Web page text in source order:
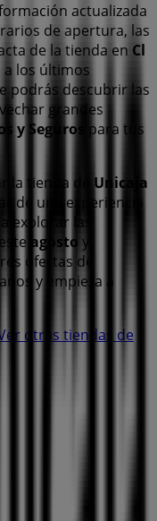
actualizada
de apertura, las
de la tienda en Cl
a los últimos
podrás descubrir las
grandes
y Seguros
para tus
la tienda de Unicaja
de una experiencia
explorar las
agosto y
ofertas de
y empieza a
Ver otras tiendas de